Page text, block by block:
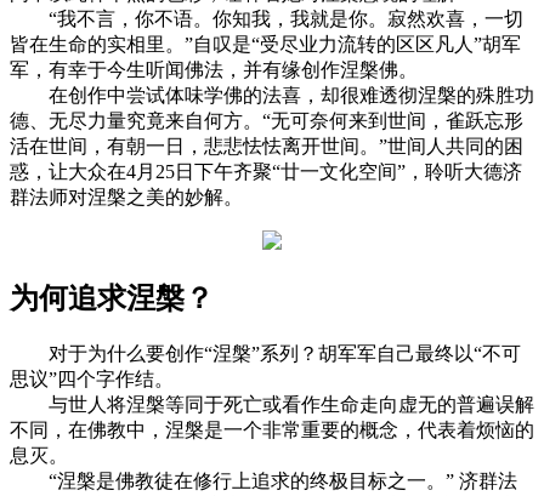
“我不言，你不语。你知我，我就是你。寂然欢喜，一切
皆在生命的实相里。”自叹是“受尽业力流转的区区凡人”胡军
军，有幸于今生听闻佛法，并有缘创作涅槃佛。
在创作中尝试体味学佛的法喜，却很难透彻涅槃的殊胜功
德、无尽力量究竟来自何方。“无可奈何来到世间，雀跃忘形
活在世间，有朝一日，悲悲怯怯离开世间。”世间人共同的困
惑，让大众在4月25日下午齐聚“廿一文化空间”，聆听大德济
群法师对涅槃之美的妙解。
为何追求涅槃？
对于为什么要创作“涅槃”系列？胡军军自己最终以“不可
思议”四个字作结。
与世人将涅槃等同于死亡或看作生命走向虚无的普遍误解
不同，在佛教中，涅槃是一个非常重要的概念，代表着烦恼的
息灭。
“涅槃是佛教徒在修行上追求的终极目标之一。” 济群法